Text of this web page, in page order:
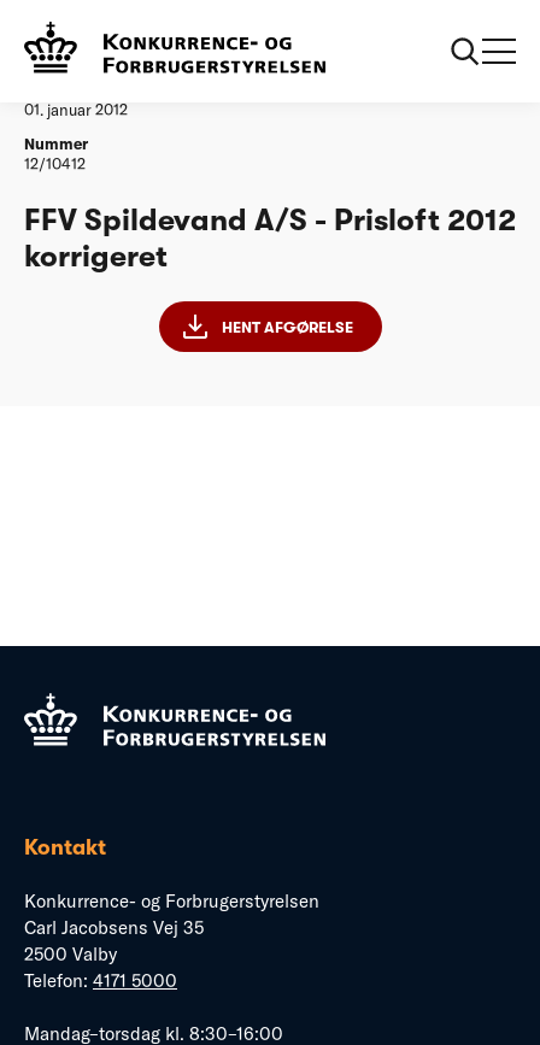
Vandtilsyn
01. januar 2012
Nummer
12/10412
FFV Spildevand A/S - Prisloft 2012
korrigeret
HENT AFGØRELSE
Kontakt
Konkurrence- og Forbrugerstyrelsen
Carl Jacobsens Vej 35
2500 Valby
Telefon: 4171 5000
Mandag–torsdag kl. 8:30–16:00